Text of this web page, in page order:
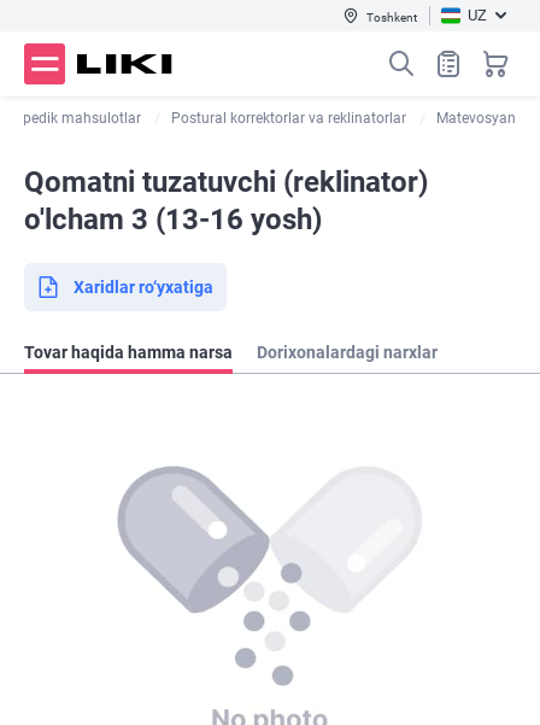
Toshkent UZ
mahsulotlar Postural korrektorlar va reklinatorlar Matevosyan
Qomatni tuzatuvchi (reklinator)
o'lcham 3 (13-16 yosh)
Xaridlar ro‘yxatiga
Tovar haqida hamma narsa Dorixonalardagi narxlar